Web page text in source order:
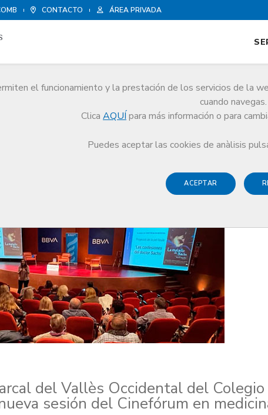
CONTACTO ÁREA PRIVADA
el funcionamiento y la prestación de los servicios de la
cuando navegas.
Clica AQUÍ para más información o para
Puedes aceptar las cookies de anàlisis
ACEPTAR
La Junta Comarcal del Vallès Occidental del Colegio de Médicos
del Vallès Occidental del
sesión del Cinefórum en